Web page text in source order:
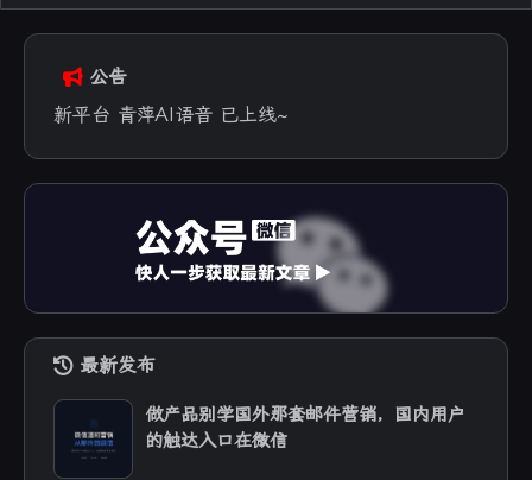
公告
新平台 青萍AI语音 已上线~
最新发布
做产品别学国外那套邮件营销，国内用户
的触达入口在微信